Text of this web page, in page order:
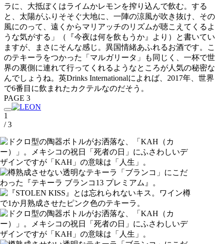
ラに、大抵ぼくはライムかレモンを搾り込んで飲む。する
と、太陽がふりそそぐ大地に、一陣の涼風が吹き抜け、その
風にのって、遠くからマリアッチのリズムが聴こえてくるよ
うな気がする」（『今夜は何を飲もうか』より）と書いてい
ますが、まさにそんな感じ。異国情緒あふれるお酒です。こ
のテキーラをつかった「マルガリータ」も同じく、一杯で世
界の裏側に連れて行ってくれるようなところが人気の秘密な
んでしょうね。英Drinks Internationalによれば、2017年、世界
で6番目に飲まれたカクテルなのだそう。
PAGE 3
1
/ 3